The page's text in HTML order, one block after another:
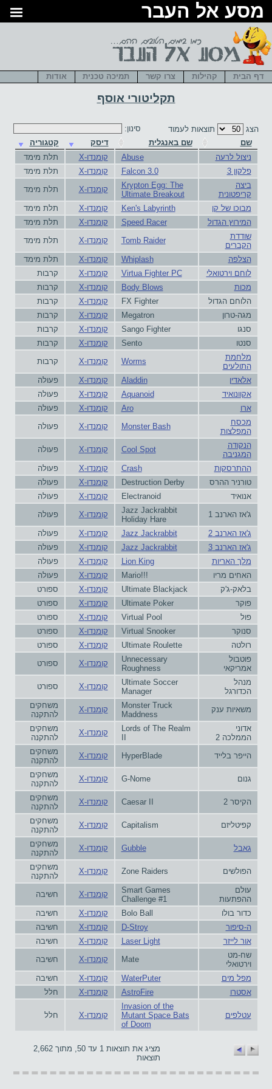
תקליטורי אוסף
הצג תוצאות לעמוד
סינון:
שם
שם באנגלית דיסק
קטגוריה
ניצול לרעה
Abuse קומנדו-X
תלת מימד
פלקון 3
Falcon 3.0 קומנדו-X
תלת מימד
ביצה
קריפטונית
Krypton Egg: The
Ultimate Breakout
קומנדו-X תלת מימד
מבוכו של קן Ken's Labyrinth קומנדו-X
תלת מימד
המירוץ הגדול
Speed Racer קומנדו-X
תלת מימד
שודדת
הקברים
Tomb Raider קומנדו-X תלת מימד
הצלפה Whiplash קומנדו-X
תלת מימד
לוחם וירטואלי
Virtua Fighter PC קומנדו-X
קרבות
מכות
Body Blows קומנדו-X
קרבות
הלוחם הגדול
FX Fighter קומנדו-X
קרבות
מגה-טרון
Megatron קומנדו-X
קרבות
סנגו
Sango Fighter קומנדו-X
קרבות
סנטו
Sento קומנדו-X
קרבות
מלחמת
התולעים
Worms קומנדו-X קרבות
אלאדין Aladdin קומנדו-X
פעולה
אקוונואיד
Aquanoid קומנדו-X
פעולה
ארו
Aro קומנדו-X
פעולה
מכסח
המפלצות
Monster Bash קומנדו-X פעולה
הנקודה
המגניבה
Cool Spot קומנדו-X פעולה
ההתרסקות Crash קומנדו-X
פעולה
טורניר ההרס
Destruction Derby קומנדו-X
פעולה
אנואיד
Electranoid קומנדו-X
פעולה
ג'אז הארנב 1
Jazz Jackrabbit
Holiday Hare
קומנדו-X פעולה
ג'אז הארנב 2 Jazz Jackrabbit קומנדו-X
פעולה
ג'אז הארנב 3
Jazz Jackrabbit קומנדו-X
פעולה
מלך האריות
Lion King קומנדו-X
פעולה
האחים מריו
Mario!!! קומנדו-X
פעולה
בלאק-ג'ק
Ultimate Blackjack קומנדו-X
ספורט
פוקר
Ultimate Poker קומנדו-X
ספורט
פול
Virtual Pool קומנדו-X
ספורט
סנוקר
Virtual Snooker קומנדו-X
ספורט
רולטה
Ultimate Roulette קומנדו-X
ספורט
פוטבול
אמריקאי
Unnecessary
Roughness
קומנדו-X ספורט
מנהל
הכדורגל
Ultimate Soccer
Manager
קומנדו-X ספורט
משאיות ענק
Monster Truck
Maddness
קומנדו-X
משחקים
להתקנה
אדוני
הממלכה 2
Lords of The Realm
קומנדו-X
משחקים
להתקנה
הייפר בלייד
HyperBlade קומנדו-X
משחקים
להתקנה
גנום
G-Nome קומנדו-X
משחקים
להתקנה
הקיסר 2
Caesar II קומנדו-X
משחקים
להתקנה
קפיטליזם
Capitalism קומנדו-X
משחקים
להתקנה
גאבל
Gubble קומנדו-X
משחקים
להתקנה
הפולשים
Zone Raiders קומנדו-X
משחקים
להתקנה
עולם
ההפתעות
Smart Games
Challenge #1
קומנדו-X חשיבה
כדור בולו Bolo Ball קומנדו-X
חשיבה
ה-סיפור
D-Stroy קומנדו-X
חשיבה
אור לייזר
Laser Light קומנדו-X
חשיבה
שח-מט
וירטואלי
Mate קומנדו-X חשיבה
מפל מים WaterPuter קומנדו-X
חשיבה
אסטרו
AstroFire קומנדו-X חלל
עטלפים
Invasion of the
Mutant Space Bats
of Doom
קומנדו-X חלל
מציג את תוצאות 1 עד 50, מתוך 2,662
תוצאות
אל העבר
דף הבית קהילות צרו קשר תמיכה טכנית אודות